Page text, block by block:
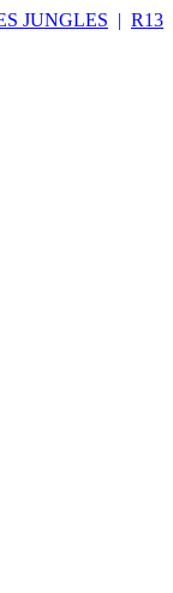
JUNGLES | R13